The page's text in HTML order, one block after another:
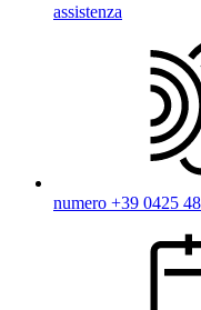
assistenza
numero +39 0425